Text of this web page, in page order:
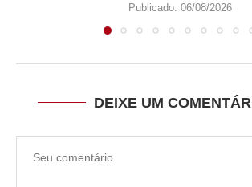
Publicado: 06/08/2026
DEIXE UM